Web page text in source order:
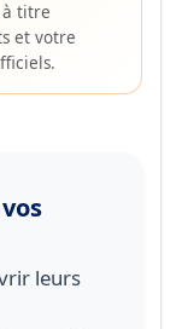
à titre
et votre
leurs